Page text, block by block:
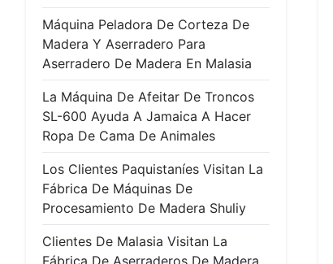
Máquina Peladora De Corteza De
Madera Y Aserradero Para
Aserradero De Madera En Malasia
La Máquina De Afeitar De Troncos
SL-600 Ayuda A Jamaica A Hacer
Ropa De Cama De Animales
Los Clientes Paquistaníes Visitan La
Fábrica De Máquinas De
Procesamiento De Madera Shuliy
Clientes De Malasia Visitan La
Fábrica De Aserraderos De Madera